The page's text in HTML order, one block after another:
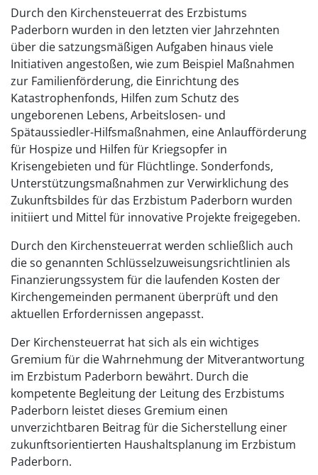
Durch den Kirchensteuerrat des Erzbistums
Paderborn wurden in den letzten vier Jahrzehnten
über die satzungsmäßigen Aufgaben hinaus viele
Initiativen angestoßen, wie zum Beispiel Maßnahmen
zur Familienförderung, die Einrichtung des
Katastrophenfonds, Hilfen zum Schutz des
ungeborenen Lebens, Arbeitslosen- und
Spätaussiedler-Hilfsmaßnahmen, eine Anlaufförderung
für Hospize und Hilfen für Kriegsopfer in
Krisengebieten und für Flüchtlinge. Sonderfonds,
Unterstützungsmaßnahmen zur Verwirklichung des
Zukunftsbildes für das Erzbistum Paderborn wurden
initiiert und Mittel für innovative Projekte freigegeben.
Durch den Kirchensteuerrat werden schließlich auch
die so genannten Schlüsselzuweisungsrichtlinien als
Finanzierungssystem für die laufenden Kosten der
Kirchengemeinden permanent überprüft und den
aktuellen Erfordernissen angepasst.
Der Kirchensteuerrat hat sich als ein wichtiges
Gremium für die Wahrnehmung der Mitverantwortung
im Erzbistum Paderborn bewährt. Durch die
kompetente Begleitung der Leitung des Erzbistums
Paderborn leistet dieses Gremium einen
unverzichtbaren Beitrag für die Sicherstellung einer
zukunftsorientierten Haushaltsplanung im Erzbistum
Paderborn.